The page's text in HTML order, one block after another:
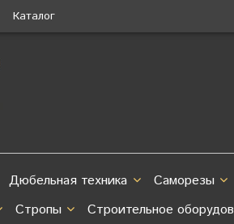
Каталог
Дюбельная техника Саморезы
Стропы Строительное